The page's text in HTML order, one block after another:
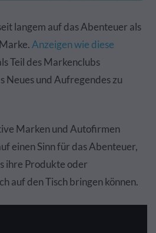
langem auf das Abenteuer als
Anzeigen wie diese
Teil des Markenclubs
Neues und Aufregendes zu
Marken und Autofirmen
einen Sinn für das Abenteuer,
ihre Produkte oder
auf den Tisch bringen können.